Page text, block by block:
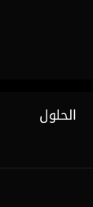
الحلول